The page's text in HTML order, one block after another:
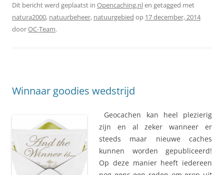
Dit bericht werd geplaatst in Opencaching.nlen getagged met
natura2000, natuurbeheer, natuurgebied op 17 december, 2014
doorOC-Team.
Winnaar goodies wedstrijd
Geocachen kan heel plezierig
zijn en al zeker wanneer er
steeds maar nieuwe caches
kunnen worden gepubliceerd!
Op deze manier heeft iedereen